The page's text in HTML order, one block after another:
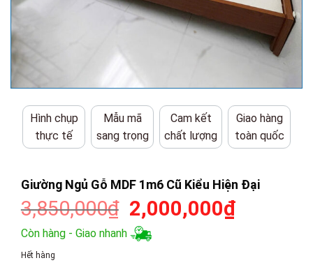
Hình chụp
thực tế
Mẫu mã
sang trọng
Cam kết
chất lượng
Giao hàng
toàn quốc
Giường Ngủ Gỗ MDF 1m6 Cũ Kiểu Hiện Đại
3,850,000₫ Giá
gốc
là:
2,000,000₫Giá
Còn hàng - Giao nhanh
Hết hàng